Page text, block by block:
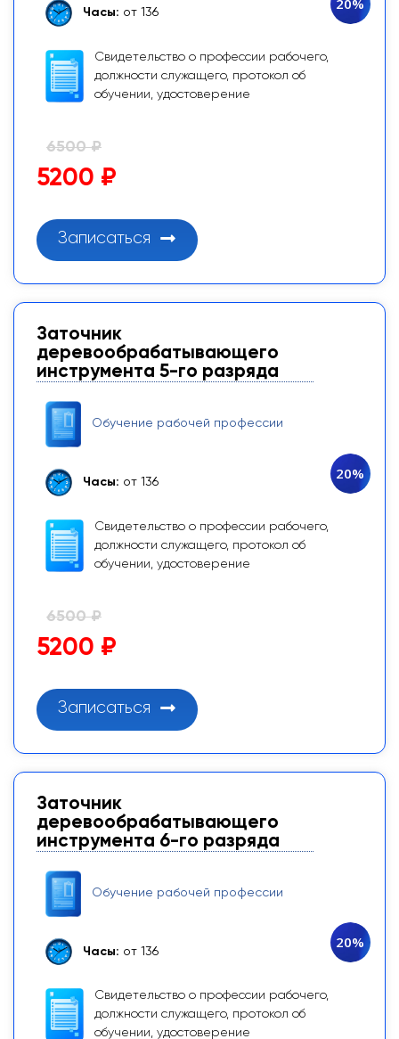
Часы: от 136
Свидетельство о профессии рабочего,
должности служащего, протокол об
обучении, удостоверение
6500 ₽
5200 ₽
Записаться
Заточник
деревообрабатывающего
инструмента 5-го разряда
Обучение рабочей профессии
Часы: от 136
Свидетельство о профессии рабочего,
должности служащего, протокол об
обучении, удостоверение
20%
6500 ₽
5200 ₽
Записаться
Заточник
деревообрабатывающего
инструмента 6-го разряда
Обучение рабочей профессии
Часы: от 136
Свидетельство о профессии рабочего,
должности служащего, протокол об
обучении, удостоверение
20%